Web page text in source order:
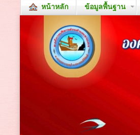
หน้าหลัก ข้อมูลพื้นฐาน